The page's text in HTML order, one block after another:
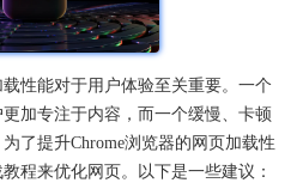
性能对于用户体验至关重要。一个
加专注于内容，而一个缓慢、卡顿
了提升Chrome浏览器的网页加载性
程来优化网页。以下是一些建议：